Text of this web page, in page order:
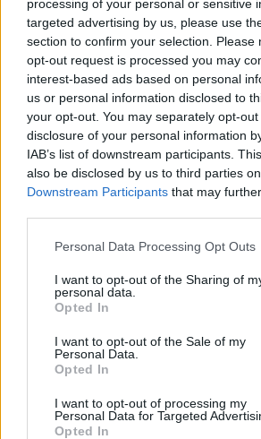
processing of your personal or sensitive
targeted advertising by us, please use
section to confirm your selection. Please
opt-out request is processed you may
interest-based ads based on personal
us or personal information disclosed to
your opt-out. You may separately opt-
disclosure of your personal information
IAB’s list of downstream participants.
also be disclosed by us to third parties
Downstream Participants that may
Personal Data Processing Opt Outs
I want to opt-out of the Sharing of
personal data.
Opted In
I want to opt-out of the Sale of my
Personal Data.
Opted In
I want to opt-out of processing my
Personal Data for Targeted
Opted In
Peccato per
lanciare e proporre nuovi servizi
come questo), anche perché alla fine
funziona bene, la navigazione è rapida e
(pur non ai livelli eccellenti di Opera
illimitato (o magari con un limite
diventa veramente un clone di Naviga3,
maggiori limitazioni, non ultima
CONDIVIDI QUESTO ARTICOLO:
E-mail
X Mastodon